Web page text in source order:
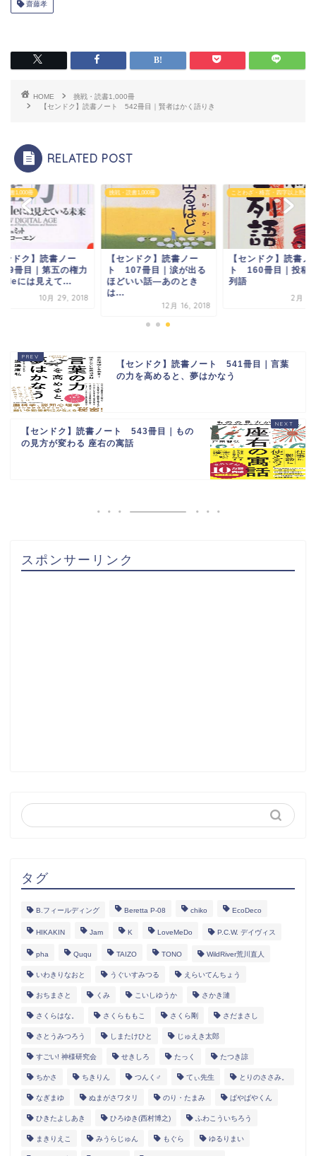
齋藤孝
HOME
挑戦・読書1,000冊
【センドク】読書ノート 542冊目｜賢者はかく語りき
RELATED POST
読書1,000冊
ンドク】読書ノー
冊目｜第五の権力
には見えて...
10月 29, 2018
挑戦・読書1,000冊
【センドク】読書ノー
ト 107冊目｜涙が出る
ほどいい話―あのとき
は...
12月 16, 2018
ことわざ・格言・四字以上熟語
【センドク】読書ノ
ト 160冊目｜投稿
列語
2月 7,
【センドク】読書ノート 541冊目｜言葉
の力を高めると、夢はかなう
【センドク】読書ノート 543冊目｜もの
の見方が変わる 座右の寓話
スポンサーリンク
タグ
B.フィールディング Beretta P-08 chiko EcoDeco
HIKAKIN Jam K LoveMeDo P.C.W. デイヴィス
pha Ququ TAIZO TONO WildRiver荒川直人
いわきりなおと うぐいすみつる えらいてんちょう
おちまさと くみ こいしゆうか さかき漣
さくらはな。 さくらももこ さくら剛 さだまさし
さとうみつろう しまたけひと じゅえき太郎
すごい! 神様研究会 せきしろ たっく たつき諒
ちかさ ちきりん つんく♂ てぃ先生 とりのささみ。
なぎまゆ ぬまがさワタリ のり・たまみ ぱやぱやくん
ひきたよしあき ひろゆき(西村博之) ふわこういちろう
まきりえこ みうらじゅん もぐら ゆるりまい